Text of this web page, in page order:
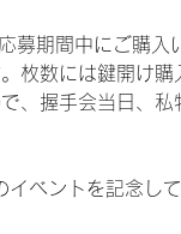
期間中にご購入
枚数には鍵開け購
、握手会当日、
ベントを記念し